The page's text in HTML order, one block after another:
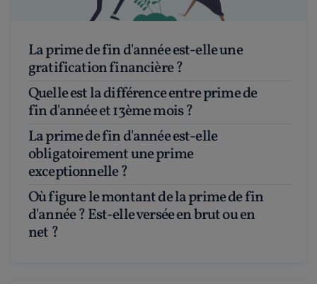
La prime de fin d'année est-elle une
gratification financière ?
Quelle est la différence entre prime de
fin d'année et 13ème mois ?
La prime de fin d'année est-elle
obligatoirement une prime
exceptionnelle ?
Où figure le montant de la prime de fin
d'année ? Est-elle versée en brut ou en
net ?